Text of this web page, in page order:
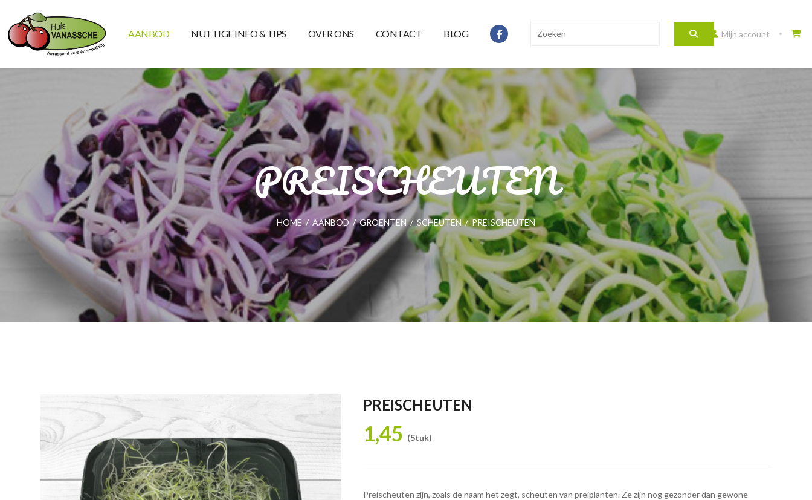
AANBOD NUTTIGE INFO & TIPS OVER ONS CONTACT BLOG Mijn account
PREISCHEUTEN
HOME / AANBOD / GROENTEN / SCHEUTEN / PREISCHEUTEN
PREISCHEUTEN
1,45 (Stuk)
Preischeuten zijn, zoals de naam het zegt, scheuten van preiplanten. Ze zijn nog gezonder dan gewone